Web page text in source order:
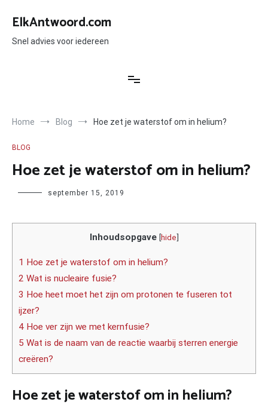
naar
inhoud
ElkAntwoord.com
Snel advies voor iedereen
Home Blog Hoe zet je waterstof om in helium?
BLOG
Hoe zet je waterstof om in helium?
Author september 15, 2019
Inhoudsopgave [hide]
1 Hoe zet je waterstof om in helium?
2 Wat is nucleaire fusie?
3 Hoe heet moet het zijn om protonen te fuseren tot
ijzer?
4 Hoe ver zijn we met kernfusie?
5 Wat is de naam van de reactie waarbij sterren energie
creëren?
Hoe zet je waterstof om in helium?